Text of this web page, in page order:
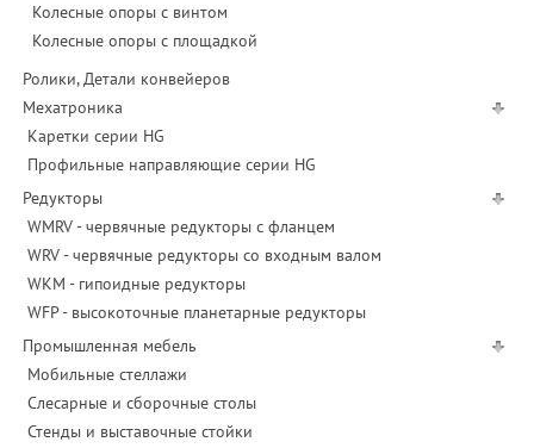
Колесные опоры с винтом
Колесные опоры с площадкой
Ролики, Детали конвейеров
Мехатроника
Каретки серии HG
Профильные направляющие серии HG
Редукторы
WMRV - червячные редукторы с фланцем
WRV - червячные редукторы со входным валом
WKM - гипоидные редукторы
WFP - высокоточные планетарные редукторы
Промышленная мебель
Мобильные стеллажи
Слесарные и сборочные столы
Стенды и выставочные стойки